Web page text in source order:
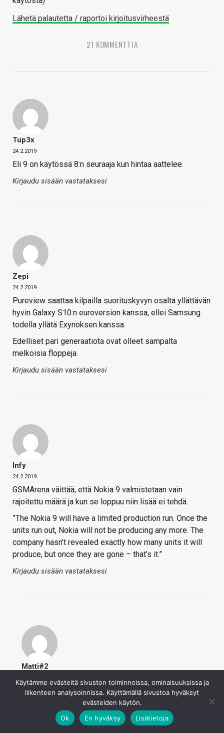
Lähetä palautetta / raportoi kirjoitusvirheestä
21 KOMMENTTIA
Tup3x
24.2.2019
Eli 9 on käytössä 8:n seuraaja kun hintaa aattelee.
Kirjaudu sisään vastataksesi
Zepi
24.2.2019
Pureview saattaa kilpailla suorituskyvyn osalta yllättävän
hyvin Galaxy S10:n euroversion kanssa, ellei Samsung
todella yllätä Exynoksen kanssa.
Edelliset pari generaatiota ovat olleet sampalta
melkoisia floppeja.
Kirjaudu sisään vastataksesi
Infy
24.2.2019
GSMArena väittää, että Nokia 9 valmistetaan vain
rajoitettu määrä ja kun se loppuu niin lisää ei tehdä.
”The Nokia 9 will have a limited production run. Once the
units run out, Nokia will not be producing any more. The
company hasn’t revealed exactly how many units it will
produce, but once they are gone – that’s it.”
Kirjaudu sisään vastataksesi
Matti#2
Voi olla myös myyntikikka, ei uskalla kuluttaja jäädä
miettimään ostopäätöstä.
Kirjaudu sisään vastataksesi
Käytämme evästeitä sivuston toiminnoissa, ominaisuuksissa ja
liikenteen analysoinnissa. Käyttämällä sivustoa hyväksyt
evästeiden käytön.
Ok
En hyväksy Lisätietoja